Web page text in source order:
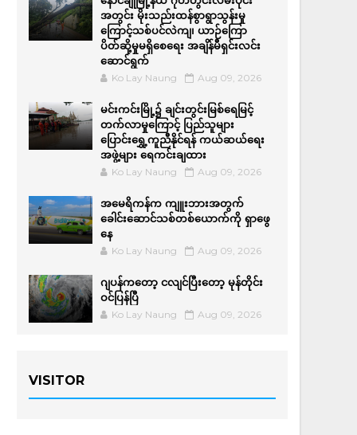
အတွင်း မိုးသည်းထန်စွာရွာသွန်းမှု
ကြောင့်သစ်ပင်လဲကျ၊ ယာဉ်ကြော
ပိတ်ဆို့မှုမရှိစေရေး အချိန်မီရှင်းလင်း
ဆောင်ရွက်
Ko Lay Naung Aug 09, 2026
မင်းကင်းမြို့၌ ချင်းတွင်းမြစ်ရေမြင့်
တက်လာမှုကြောင့် ပြည်သူများ
ပြောင်းရွှေ့ကူညီနိုင်ရန် ကယ်ဆယ်ရေး
အဖွဲ့များ ရေကင်းချထား
Ko Lay Naung Aug 09, 2026
အမေရိကန်က ကျူးဘားအတွက်
ခေါင်းဆောင်သစ်တစ်ယောက်ကို ရှာဖွေ
နေ
Ko Lay Naung Aug 09, 2026
ဂျပန်ကတော့ ငလျင်ပြီးတော့ မုန်တိုင်း
ဝင်ပြန်ပြီ
Ko Lay Naung Aug 09, 2026
VISITOR